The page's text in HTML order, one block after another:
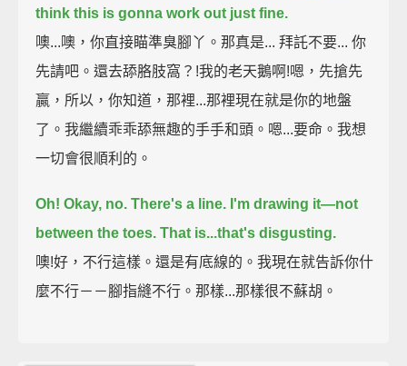
think this is gonna work out just fine.
噢...噢，你直接瞄準臭腳丫。那真是... 拜託不要... 你
先請吧。還去舔胳肢窩？!我的老天鵝啊!嗯，先搶先
贏，所以，你知道，那裡...那裡現在就是你的地盤
了。我繼續乖乖舔無趣的手手和頭。嗯...要命。我想
一切會很順利的。
Oh! Okay, no. There's a line. I'm drawing it—not
between the toes. That is...that's disgusting.
噢!好，不行這樣。還是有底線的。我現在就告訴你什
麼不行－－腳指縫不行。那樣...那樣很不蘇胡。